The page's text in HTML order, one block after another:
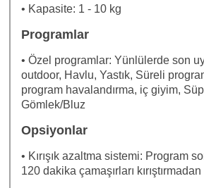
• Kapasite: 1 - 10 kg
Programlar
• Özel programlar: Yünlülerde son
outdoor, Havlu, Yastık, Süreli
program havalandırma, iç giyim,
Gömlek/Bluz
Opsiyonlar
• Kırışık azaltma sistemi: Program
120 dakika çamaşırları